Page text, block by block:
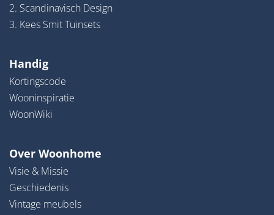
2. Scandinavisch Design
3. Kees Smit Tuinsets
Handig
Kortingscode
Wooninspiratie
WoonWiki
Over Woonhome
Visie & Missie
Geschiedenis
Vintage meubels